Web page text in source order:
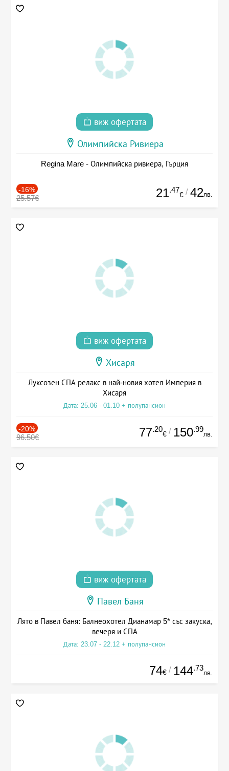
виж офертата
Олимпийска Ривиера
Regina Mare - Олимпийска ривиера, Гърция
-16%
25.57€ 21.47
€ / 42лв.
виж офертата
Хисаря
Луксозен СПА релакс в най-новия хотел Империя в
Хисаря
Дата: 25.06 - 01.10 + полупансион
-20%
96.50€ 77.20
€ / 150.99
лв.
виж офертата
Павел Баня
Лято в Павел баня: Балнеохотел Дианамар 5* със закуска,
вечеря и СПА
Дата: 23.07 - 22.12 + полупансион
74€ / 144.73
лв.